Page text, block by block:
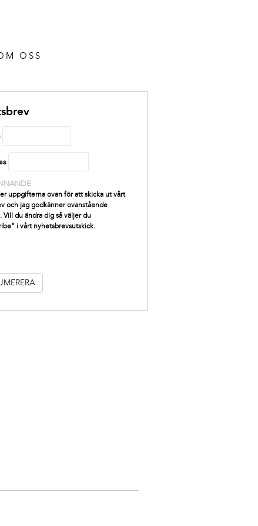
OSS
uppgifterna ovan för att skicka ut vårt
och jag godkänner ovanstående
Vill du ändra dig så väljer du
i vårt nyhetsbrevsutskick.